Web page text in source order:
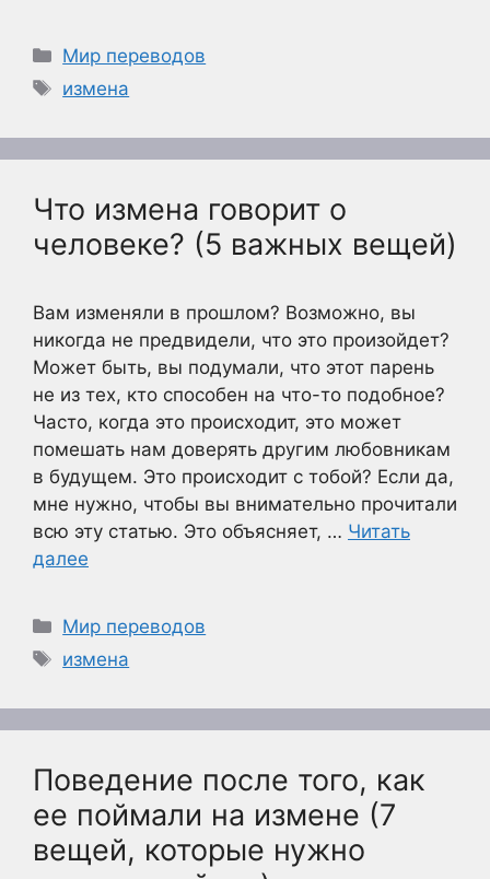
Рубрики
Мир переводов
Метки
измена
Что измена говорит о
человеке? (5 важных вещей)
Вам изменяли в прошлом? Возможно, вы
никогда не предвидели, что это произойдет?
Может быть, вы подумали, что этот парень
не из тех, кто способен на что-то подобное?
Часто, когда это происходит, это может
помешать нам доверять другим любовникам
в будущем. Это происходит с тобой? Если да,
мне нужно, чтобы вы внимательно прочитали
всю эту статью. Это объясняет, … Читать
далее
Рубрики
Мир переводов
Метки
измена
Поведение после того, как
ее поймали на измене (7
вещей, которые нужно